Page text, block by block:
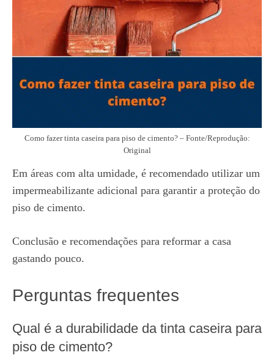
Como fazer tinta caseira para piso de cimento? – Fonte/Reprodução:
Original
Em áreas com alta umidade, é recomendado utilizar um
impermeabilizante adicional para garantir a proteção do
piso de cimento.
Conclusão e recomendações para reformar a casa
gastando pouco.
Perguntas frequentes
Qual é a durabilidade da tinta caseira para
piso de cimento?